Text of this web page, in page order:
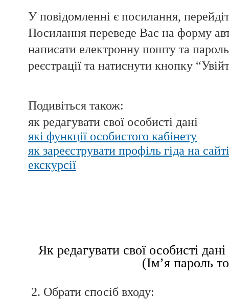
У повідомленні є посилання,
Посилання переведе Вас на форму
написати електронну пошту та
реєстрації та натиснути кнопку
Подивіться також:
як редагувати свої особисті дані
які функції особистого кабінету
як зареєструвати профіль гіда на
екскурсії
Як редагувати свої особисті
(Ім’я пароль
2. Обрати спосіб входу: